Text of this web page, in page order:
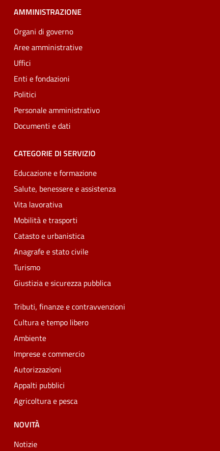
AMMINISTRAZIONE
Organi di governo
Aree amministrative
Uffici
Enti e fondazioni
Politici
Personale amministrativo
Documenti e dati
CATEGORIE DI SERVIZIO
Educazione e formazione
Salute, benessere e assistenza
Vita lavorativa
Mobilità e trasporti
Catasto e urbanistica
Anagrafe e stato civile
Turismo
Giustizia e sicurezza pubblica
Tributi, finanze e contravvenzioni
Cultura e tempo libero
Ambiente
Imprese e commercio
Autorizzazioni
Appalti pubblici
Agricoltura e pesca
NOVITÀ
Notizie